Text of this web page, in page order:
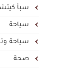
سبأ
سياحة
سياحة
صحة